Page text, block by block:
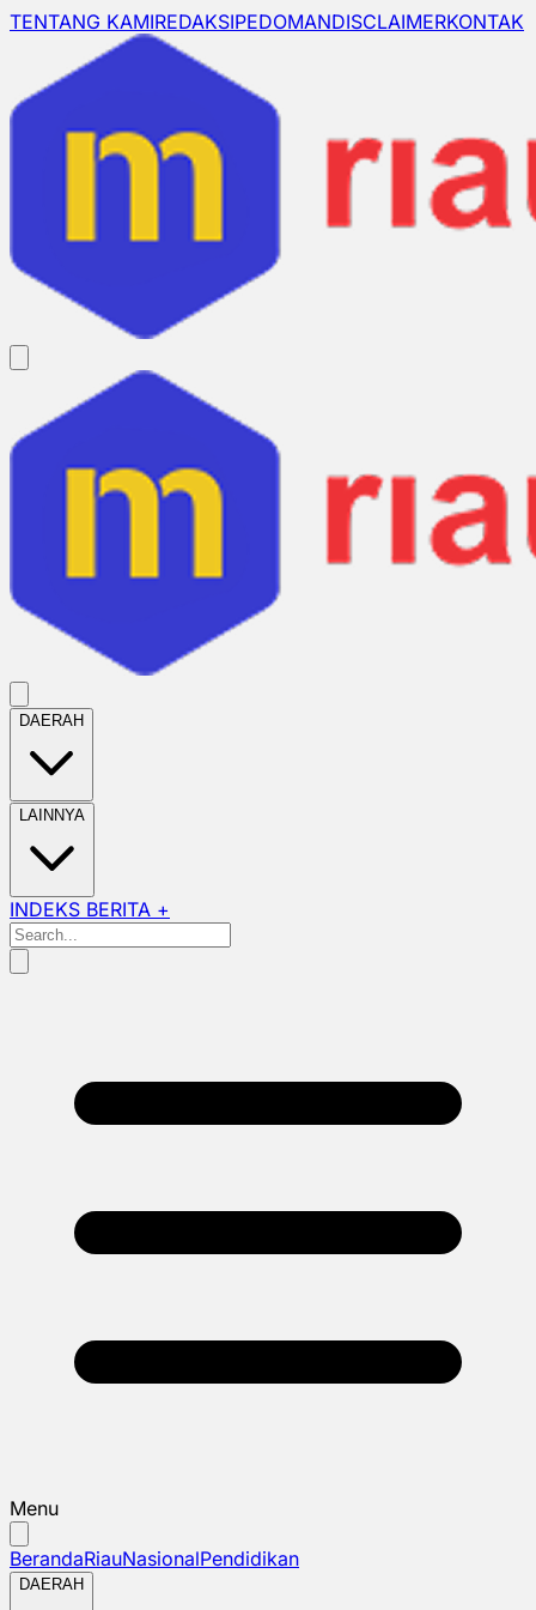
TENTANG KAMIREDAKSIPEDOMANDISCLAIMERKONTAK
DAERAH
LAINNYA
INDEKS BERITA +
Menu
BerandaRiauNasionalPendidikan
DAERAH